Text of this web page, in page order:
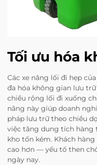
Tối ưu hóa
Các xe nâng lối đi hẹp
đa hóa không gian lưu
chiều rộng lối đi xuống
nâng này giúp doanh
pháp lưu trữ theo chiều
việc tăng dung tích hàng
kho tốn kém. Khách
cao hơn — yếu tố then
ngày nay.